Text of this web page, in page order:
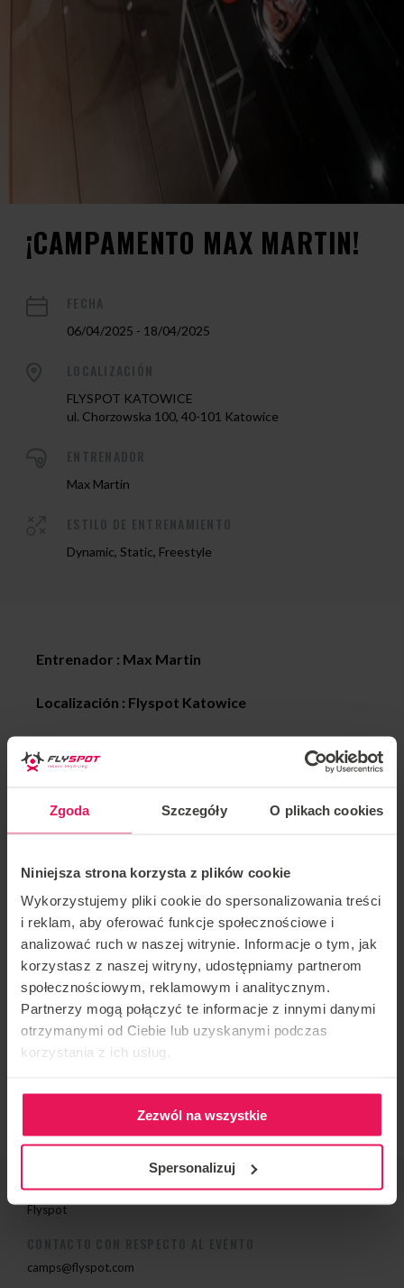
Zgoda Szczegóły O plikach cookies
Niniejsza strona korzysta z plików cookie
Wykorzystujemy pliki cookie do spersonalizowania treści
i reklam, aby oferować funkcje społecznościowe i
analizować ruch w naszej witrynie. Informacje o tym, jak
korzystasz z naszej witryny, udostępniamy partnerom
społecznościowym, reklamowym i analitycznym.
Partnerzy mogą połączyć te informacje z innymi danymi
otrzymanymi od Ciebie lub uzyskanymi podczas
korzystania z ich usług.
Zezwól na wszystkie
Spersonalizuj
¡CAMPAMENTO MAX MARTIN!
06/04/2025 - 18/04/2025
FLYSPOT KATOWICE
ul. Chorzowska 100, 40-101 Katowice
Max Martin
Dynamic, Static, Freestyle
Entrenador : Max Martin
Localización : Flyspot Katowice
spadochronowym od wielu lat. Bral udział w wielu
międzynarodowych zawodach, a podczas ostatnich
Mistrzostw Europy 2nd FAI European Indoor
Skydiving Championships w kwietniu 2022, zajął 1
miejsce w kategorii Dynamic 2 Way, wraz ze swoim
teammatem Rafaelem Schwaiger z drużyny Germany
1 ,oraz drugie miejsce w rozgrywanym w tym samym
czasie Pucharze Świata.
skontaktuj się z nami:camps@flyspot.com
ORGANIZADOR DE EVENTOS
Flyspot
camps@flyspot.com